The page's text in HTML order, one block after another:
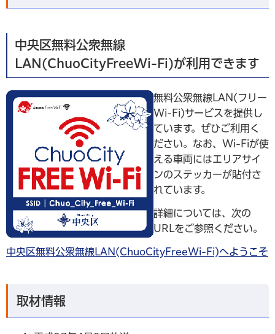
中央区無料公衆無線
LAN(ChuoCityFreeWi-Fi)が利用できます
無料公衆無線LAN(フリー
Wi-Fi)サービスを提供し
ています。ぜひご利用く
ださい。なお、Wi-Fiが使
える車両にはエリアサイ
ンのステッカーが貼付さ
れています。
詳細については、次の
URLをご参照ください。
中央区無料公衆無線LAN(ChuoCityFreeWi-Fi)へようこそ
取材情報